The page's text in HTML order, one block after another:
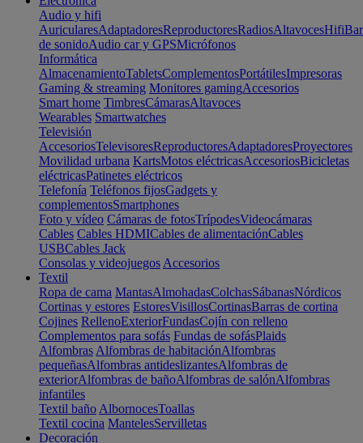
Audio y hifi
AuricularesAdaptadoresReproductoresRadiosAltavocesHifi
de sonidoAudio car y GPSMicrófonos
Informática
AlmacenamientoTabletsComplementosPortátilesImpresoras
Gaming & streaming Monitores gamingAccesorios
Smart home TimbresCámarasAltavoces
Wearables Smartwatches
Televisión
AccesoriosTelevisoresReproductoresAdaptadoresProyectores
Movilidad urbana KartsMotos eléctricasAccesoriosBicicletas
eléctricasPatinetes eléctricos
Telefonía Teléfonos fijosGadgets y
complementosSmartphones
Foto y vídeo Cámaras de fotosTrípodesVideocámaras
Cables Cables HDMICables de alimentaciónCables
USBCables Jack
Consolas y videojuegos Accesorios
Textil
Ropa de cama MantasAlmohadasColchasSábanasNórdicos
Cortinas y estores EstoresVisillosCortinasBarras de cortina
Cojines RellenoExteriorFundasCojín con relleno
Complementos para sofás Fundas de sofásPlaids
Alfombras Alfombras de habitaciónAlfombras
pequeñasAlfombras antideslizantesAlfombras de
exteriorAlfombras de bañoAlfombras de salónAlfombras
infantiles
Textil baño AlbornocesToallas
Textil cocina MantelesServilletas
Decoración